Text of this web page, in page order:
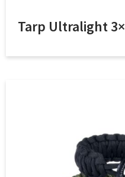
Tarp Ultralight